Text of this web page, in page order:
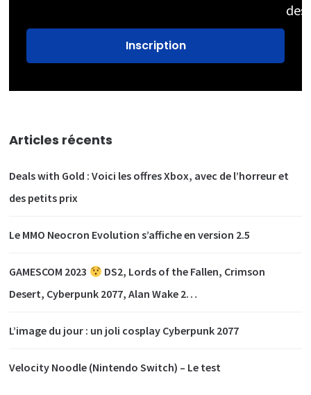
des
Articles récents
Deals with Gold : Voici les offres Xbox, avec de l’horreur et
des petits prix
Le MMO Neocron Evolution s’affiche en version 2.5
GAMESCOM 2023
DS2, Lords of the Fallen, Crimson
Desert, Cyberpunk 2077, Alan Wake 2…
L’image du jour : un joli cosplay Cyberpunk 2077
Velocity Noodle (Nintendo Switch) – Le test